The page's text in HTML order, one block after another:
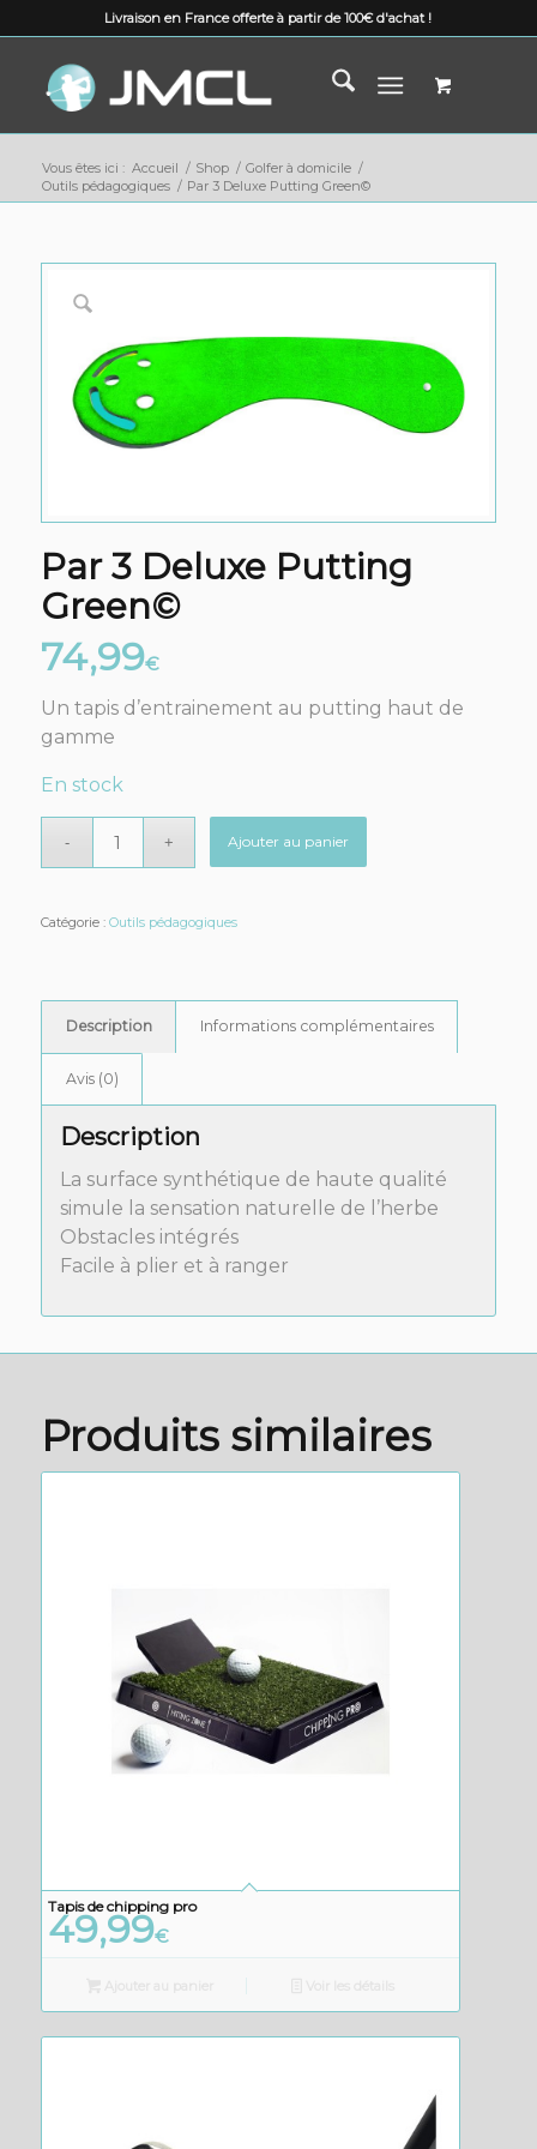
Livraison en France offerte à partir de 100€ d'achat !
Vous êtes ici : Accueil / Shop / Golfer à domicile /
Outils pédagogiques / Par 3 Deluxe Putting Green©
Par 3 Deluxe Putting
Green©
74,99€
Un tapis d’entrainement au putting haut de
gamme
En stock
Ajouter au panier
Catégorie : Outils pédagogiques
Description Informations complémentaires
Avis (0)
Description
La surface synthétique de haute qualité
simule la sensation naturelle de l’herbe
Obstacles intégrés
Facile à plier et à ranger
Produits similaires
Tapis de chipping pro
49,99€